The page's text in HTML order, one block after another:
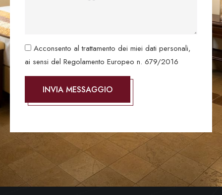
Acconsento al trattamento dei miei dati personali,
ai sensi del Regolamento Europeo n. 679/2016